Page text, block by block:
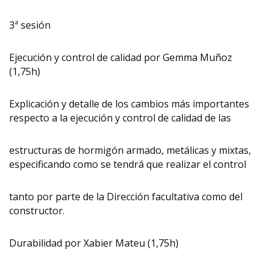
3ª sesión
Ejecución y control de calidad por Gemma Muñoz
(1,75h)
Explicación y detalle de los cambios más importantes
respecto a la ejecución y control de calidad de las
estructuras de hormigón armado, metálicas y mixtas,
especificando como se tendrá que realizar el control
tanto por parte de la Dirección facultativa como del
constructor.
Durabilidad por Xabier Mateu (1,75h)